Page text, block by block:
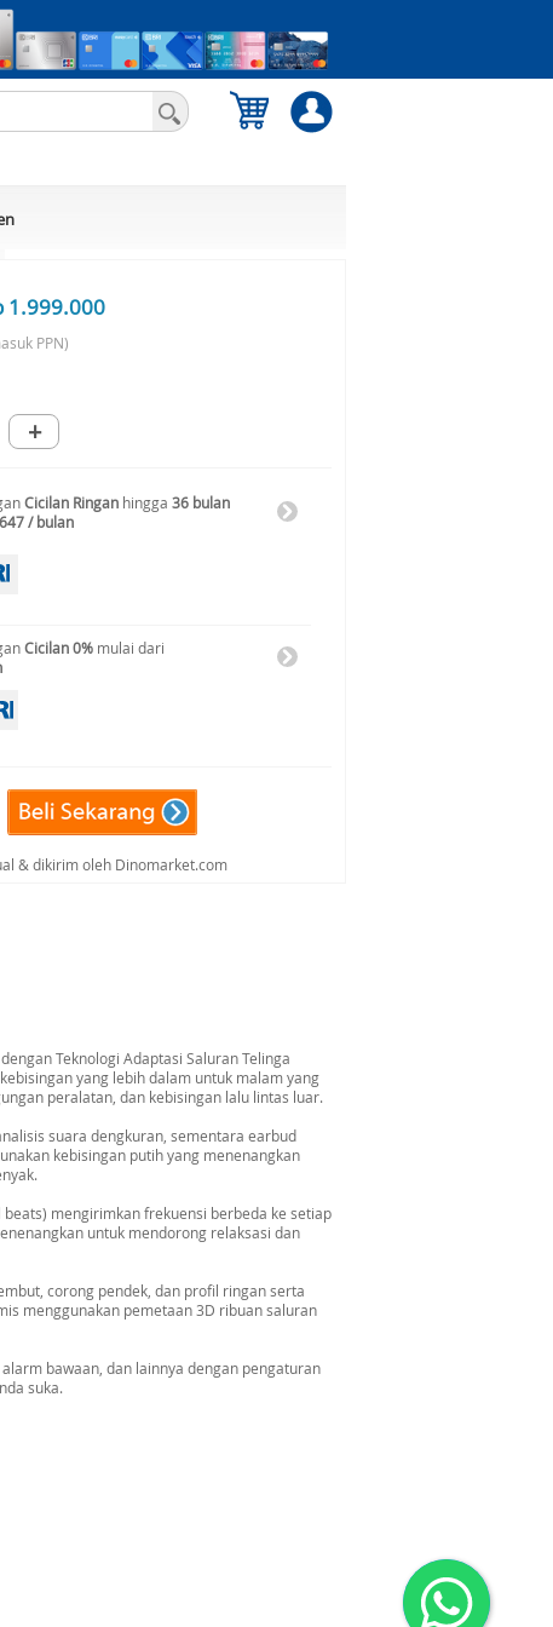
1.999.000
PPN)
+
Cicilan Ringan hingga 36 bulan
/ bulan
Cicilan 0% mulai dari
& dikirim oleh Dinomarket.com
Teknologi Adaptasi Saluran Telinga
yang lebih dalam untuk malam yang
peralatan, dan kebisingan lalu lintas luar.
suara dengkuran, sementara earbud
kebisingan putih yang menenangkan
mengirimkan frekuensi berbeda ke setiap
untuk mendorong relaksasi dan
corong pendek, dan profil ringan serta
menggunakan pemetaan 3D ribuan saluran
bawaan, dan lainnya dengan pengaturan
suka.